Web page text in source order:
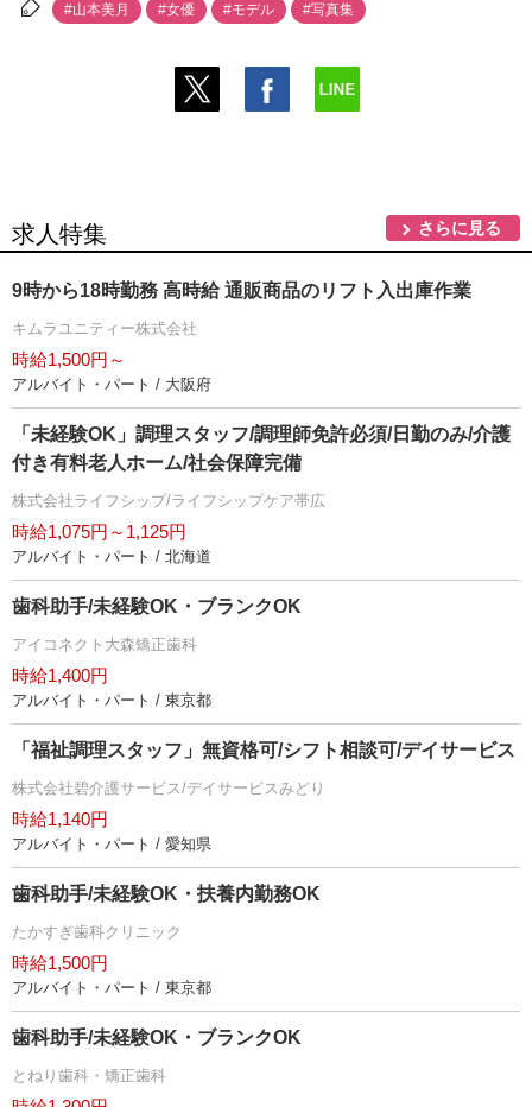
#山本美月 #女優 #モデル #写真集
求人特集 さらに見る
9時から18時勤務 高時給 通販商品のリフト入出庫作業
キムラユニティー株式会社
時給1,500円～
アルバイト・パート / 大阪府
「未経験OK」調理スタッフ/調理師免許必須/日勤のみ/介護
付き有料老人ホーム/社会保障完備
株式会社ライフシップ/ライフシップケア帯広
時給1,075円～1,125円
アルバイト・パート / 北海道
歯科助手/未経験OK・ブランクOK
アイコネクト大森矯正歯科
時給1,400円
アルバイト・パート / 東京都
「福祉調理スタッフ」無資格可/シフト相談可/デイサービス
株式会社碧介護サービス/デイサービスみどり
時給1,140円
アルバイト・パート / 愛知県
歯科助手/未経験OK・扶養内勤務OK
たかすぎ歯科クリニック
時給1,500円
アルバイト・パート / 東京都
歯科助手/未経験OK・ブランクOK
とねり歯科・矯正歯科